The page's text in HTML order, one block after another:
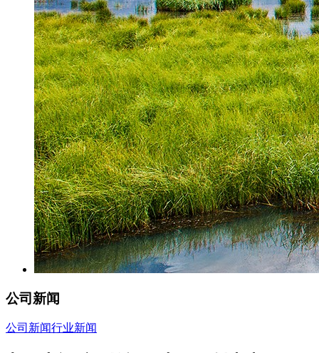
公司新闻
公司新闻行业新闻